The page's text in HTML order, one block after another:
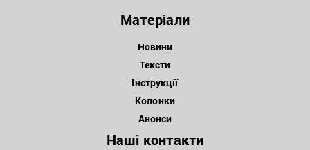
Матеріали
Новини
Тексти
Інструкції
Колонки
Анонси
Наші контакти